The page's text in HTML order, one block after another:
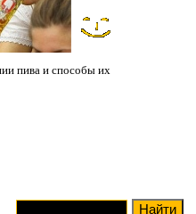
пива и способы их